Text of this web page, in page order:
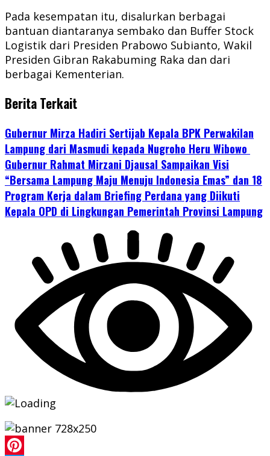
Pada kesempatan itu, disalurkan berbagai
bantuan diantaranya sembako dan Buffer Stock
Logistik dari Presiden Prabowo Subianto, Wakil
Presiden Gibran Rakabuming Raka dan dari
berbagai Kementerian.
Berita Terkait
Gubernur Mirza Hadiri Sertijab Kepala BPK Perwakilan
Lampung dari Masmudi kepada Nugroho Heru Wibowo
Gubernur Rahmat Mirzani Djausal Sampaikan Visi
“Bersama Lampung Maju Menuju Indonesia Emas” dan 18
Program Kerja dalam Briefing Perdana yang Diikuti
Kepala OPD di Lingkungan Pemerintah Provinsi Lampung